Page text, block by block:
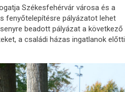
Székesfehérvár városa és a
fenyőtelepítésre pályázatot lehet
beadott pályázat a következő
a családi házas ingatlanok előtti